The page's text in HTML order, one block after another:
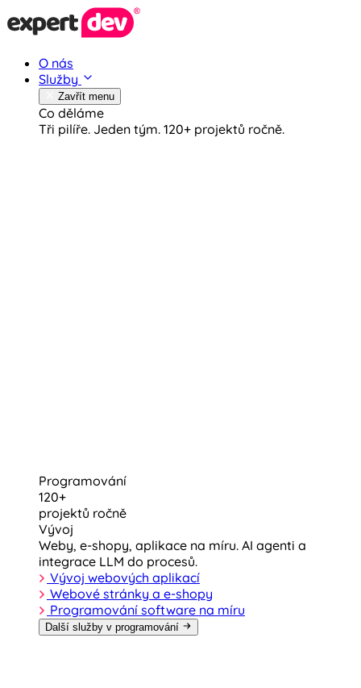
O nás
Služby
Zavřít menu
Co děláme
Tři pilíře. Jeden tým. 120+ projektů ročně.
Programování
120+
projektů ročně
Vývoj
Weby, e-shopy, aplikace na míru. AI agenti a
integrace LLM do procesů.
Vývoj webových aplikací
Webové stránky a e-shopy
Programování software na míru
Další služby v programování